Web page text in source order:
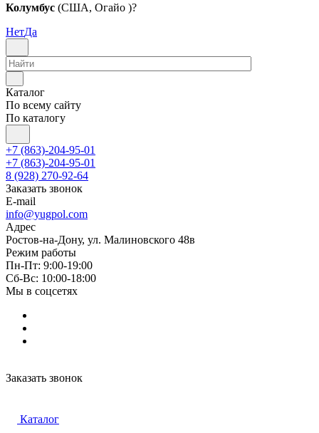
Колумбус (США, Огайо )?
НетДа
Каталог
По всему сайту
По каталогу
+7 (863)-204-95-01
+7 (863)-204-95-01
8 (928) 270-92-64
Заказать звонок
E-mail
info@yugpol.com
Адрес
Ростов-на-Дону, ул. Малиновского 48в
Режим работы
Пн-Пт: 9:00-19:00
Cб-Вс: 10:00-18:00
Мы в соцсетях
Заказать звонок
Каталог